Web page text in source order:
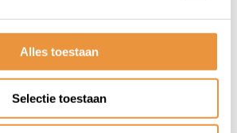
Alles toestaan
Selectie toestaan